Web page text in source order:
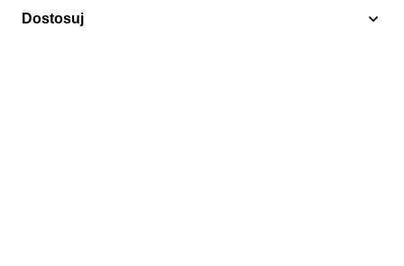
Dostosuj